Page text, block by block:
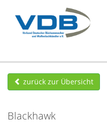
zurück zur Übersicht
Blackhawk